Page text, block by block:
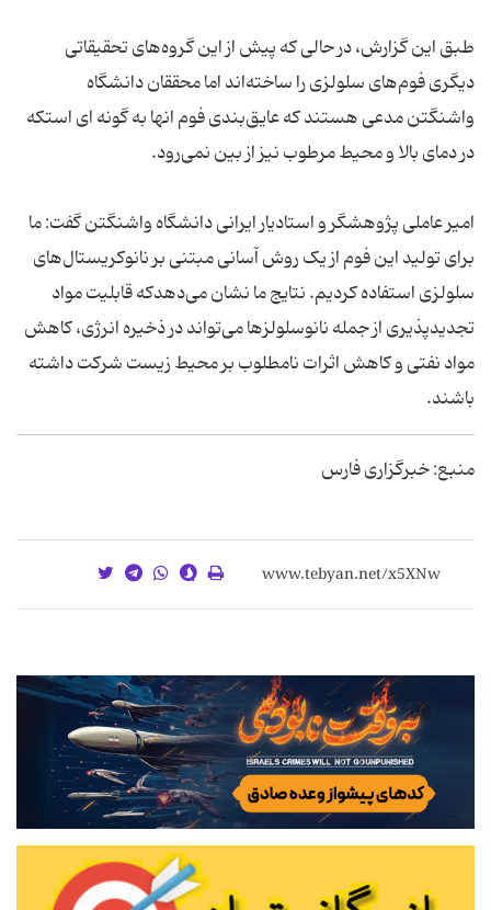
طبق این گزارش، در حالی که پیش از این گروه‌های تحقیقاتی
دیگری فوم‌های سلولزی را ساخته‌اند اما محققان دانشگاه
واشنگتن مدعی هستند که عایق‌بندی فوم انها به گونه ای استکه
در دمای بالا و محیط مرطوب نیز از بین نمی‌رود.
امیر عاملی پژوهشگر و استادیار ایرانی دانشگاه واشنگتن گفت: ما
برای تولید این فوم از یک روش آسانی مبتنی بر نانوکریستال‌های
سلولزی استفاده کردیم. نتایج ما نشان می‌دهدکه قابلیت مواد
تجدیدپذیری از جمله نانوسلولزها می‌تواند در ذخیره انرژی، کاهش
مواد نفتی و کاهش اثرات نامطلوب بر محیط زیست شرکت داشته
باشند.
منبع: خبرگزاری فارس